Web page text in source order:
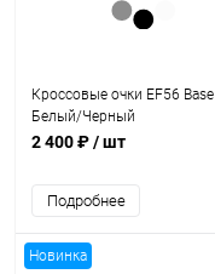
Кроссовые очки EF56 Base
Белый/Черный
2 400 ₽/ шт
Подробнее
Новинка